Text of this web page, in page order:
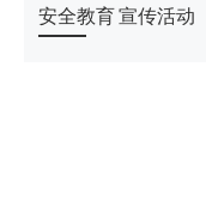
安全教育 宣传活动